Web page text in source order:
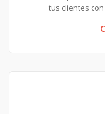
tus clientes